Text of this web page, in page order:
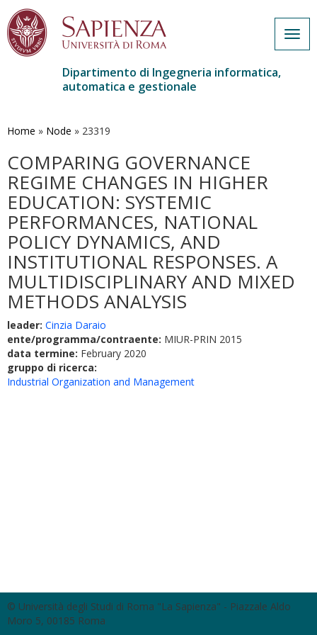
contenuto
Dipartimento di Ingegneria informatica,
automatica e gestionale
Home » Node » 23319
COMPARING GOVERNANCE
REGIME CHANGES IN HIGHER
EDUCATION: SYSTEMIC
PERFORMANCES, NATIONAL
POLICY DYNAMICS, AND
INSTITUTIONAL RESPONSES. A
MULTIDISCIPLINARY AND MIXED
METHODS ANALYSIS
leader: Cinzia Daraio
ente/programma/contraente: MIUR-PRIN 2015
data termine: February 2020
gruppo di ricerca:
Industrial Organization and Management
© Università degli Studi di Roma "La Sapienza" - Piazzale Aldo
Moro 5, 00185 Roma